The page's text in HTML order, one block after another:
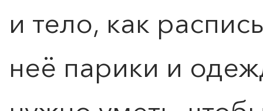
и тело, как
неё парики и